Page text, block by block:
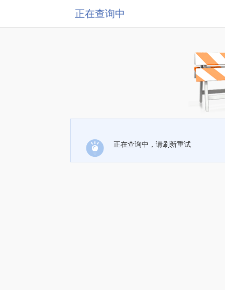
正在查询中
正在查询中，请刷新重试